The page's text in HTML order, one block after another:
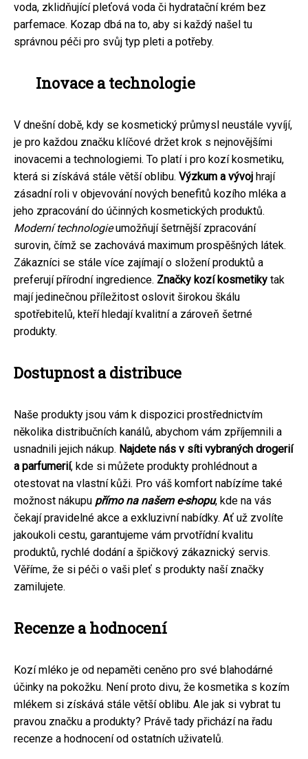
voda, zklidňující pleťová voda či hydratační krém bez
parfemace. Kozap dbá na to, aby si každý našel tu
správnou péči pro svůj typ pleti a potřeby.
Inovace a technologie
V dnešní době, kdy se kosmetický průmysl neustále vyvíjí,
je pro každou značku klíčové držet krok s nejnovějšími
inovacemi a technologiemi. To platí i pro kozí kosmetiku,
která si získává stále větší oblibu. Výzkum a vývoj hrají
zásadní roli v objevování nových benefitů kozího mléka a
jeho zpracování do účinných kosmetických produktů.
Moderní technologieumožňují šetrnější zpracování
surovin, čímž se zachovává maximum prospěšných látek.
Zákazníci se stále více zajímají o složení produktů a
preferují přírodní ingredience. Značky kozí kosmetiky tak
mají jedinečnou příležitost oslovit širokou škálu
spotřebitelů, kteří hledají kvalitní a zároveň šetrné
produkty.
Dostupnost a distribuce
Naše produkty jsou vám k dispozici prostřednictvím
několika distribučních kanálů, abychom vám zpříjemnili a
usnadnili jejich nákup. Najdete nás v síti vybraných drogerií
a parfumerií, kde si můžete produkty prohlédnout a
otestovat na vlastní kůži. Pro váš komfort nabízíme také
možnost nákupu přímo na našem e-shopu, kde na vás
čekají pravidelné akce a exkluzivní nabídky. Ať už zvolíte
jakoukoli cestu, garantujeme vám prvotřídní kvalitu
produktů, rychlé dodání a špičkový zákaznický servis.
Věříme, že si péči o vaši pleť s produkty naší značky
zamilujete.
Recenze a hodnocení
Kozí mléko je od nepaměti ceněno pro své blahodárné
účinky na pokožku. Není proto divu, že kosmetika s kozím
mlékem si získává stále větší oblibu. Ale jak si vybrat tu
pravou značku a produkty? Právě tady přichází na řadu
recenze a hodnocení od ostatních uživatelů.